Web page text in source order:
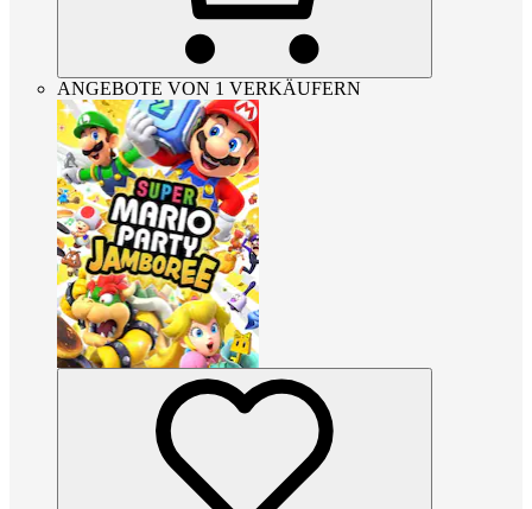
ANGEBOTE VON 1 VERKÄUFERN